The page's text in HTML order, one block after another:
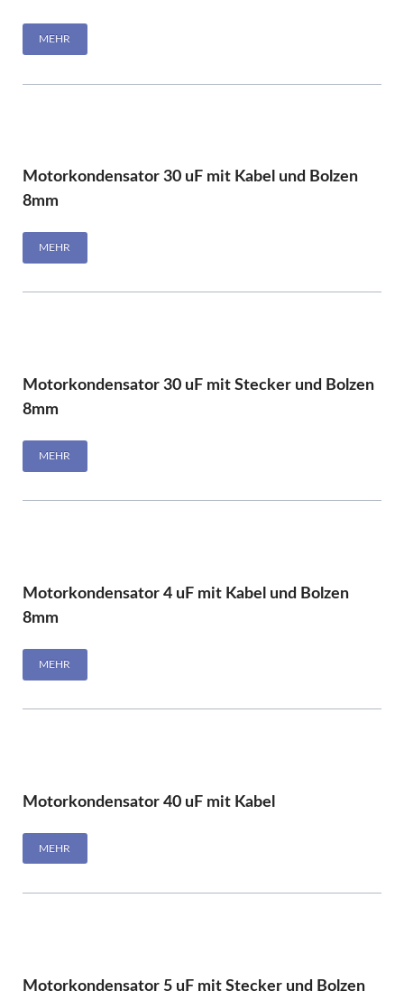
MEHR
Motorkondensator 30 uF mit Kabel und Bolzen
8mm
MEHR
Motorkondensator 30 uF mit Stecker und Bolzen
8mm
MEHR
Motorkondensator 4 uF mit Kabel und Bolzen
8mm
MEHR
Motorkondensator 40 uF mit Kabel
MEHR
Motorkondensator 5 uF mit Stecker und Bolzen